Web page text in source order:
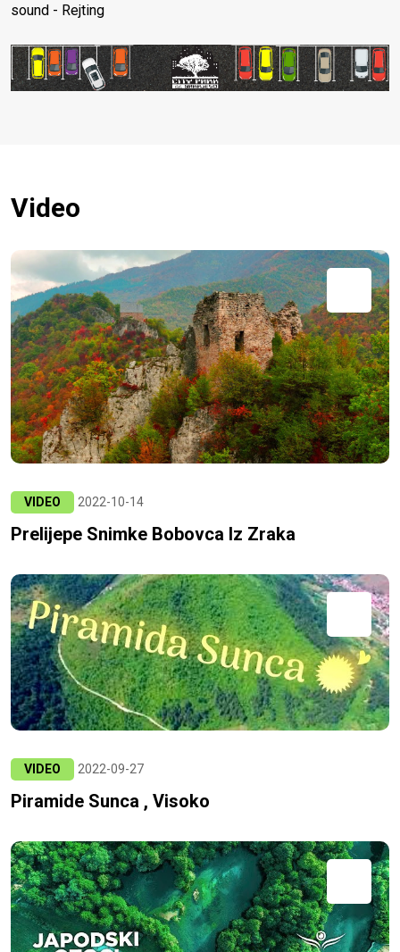
sound - Rejting
Video
VIDEO 2022-10-14
Prelijepe Snimke Bobovca Iz Zraka
VIDEO 2022-09-27
Piramide Sunca , Visoko